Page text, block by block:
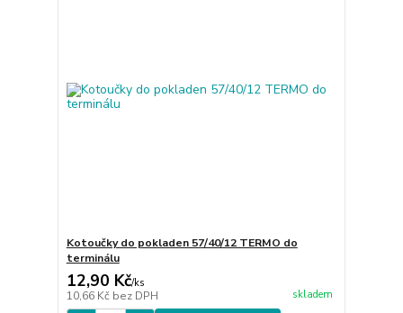
Kotoučky do pokladen 57/40/12 TERMO do
terminálu
12,90 Kč/ks
10,66 Kč bez DPH skladem